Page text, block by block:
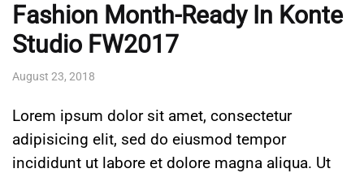
Fashion Month-Ready In Konte
Studio FW2017
August 23, 2018
Lorem ipsum dolor sit amet, consectetur
adipisicing elit, sed do eiusmod tempor
incididunt ut labore et dolore magna aliqua. Ut